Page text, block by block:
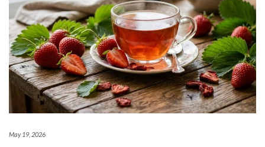
May 19, 2026